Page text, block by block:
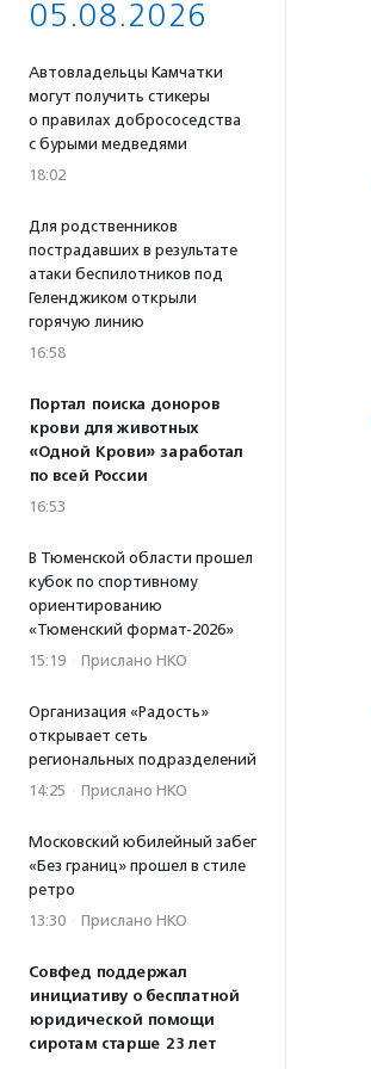
05.08.2026
Автовладельцы Камчатки
могут получить стикеры
о правилах добрососедства
с бурыми медведями
18:02
Для родственников
пострадавших в результате
атаки беспилотников под
Геленджиком открыли
горячую линию
16:58
Портал поиска доноров
крови для животных
«Одной Крови» заработал
по всей России
16:53
В Тюменской области прошел
кубок по спортивному
ориентированию
«Тюменский формат-2026»
15:19 · Прислано НКО
Организация «Радость»
открывает сеть
региональных подразделений
14:25 · Прислано НКО
Московский юбилейный забег
«Без границ» прошел в стиле
ретро
13:30 · Прислано НКО
Совфед поддержал
инициативу о бесплатной
юридической помощи
сиротам старше 23 лет